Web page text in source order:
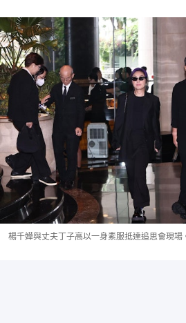
楊千嬅與丈夫丁子高以一身素服抵達追思會現場